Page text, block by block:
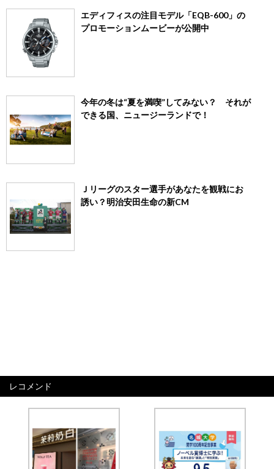
エディフィスの注目モデル「EQB-600」の
プロモーションムービーが公開中
今年の冬は“夏を満喫”してみない？ それが
できる国、ニュージーランドで！
Ｊリーグのスター選手があなたを観戦にお
誘い？明治安田生命の新CM
レコメンド